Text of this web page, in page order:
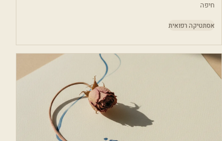
חיפה
אסתטיקה רפואית